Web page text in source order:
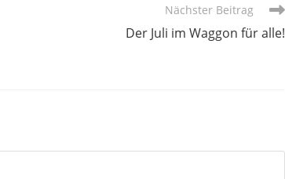
Nächster Beitrag
Der Juli im Waggon für alle!